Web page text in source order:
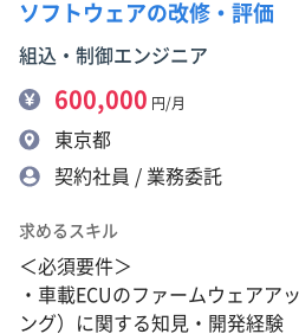
ソフトウェアの改修・評価
組込・制御エンジニア
600,000 円/月
東京都
契約社員 / 業務委託
求めるスキル
＜必須要件＞
・車載ECUのファームウェアア
ング）に関する知見・開発経験